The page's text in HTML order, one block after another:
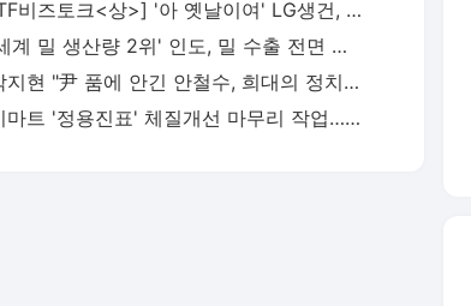
[TF비즈토크<상>] '아 옛날이여' LG생건, 무너진 실적 철옹성…왜
'세계 밀 생산량 2위' 인도, 밀 수출 전면 금지
박지현 "尹 품에 안긴 안철수, 희대의 정치철새"
이마트 '정용진표' 체질개선 마무리 작업…반등 기대감 UP